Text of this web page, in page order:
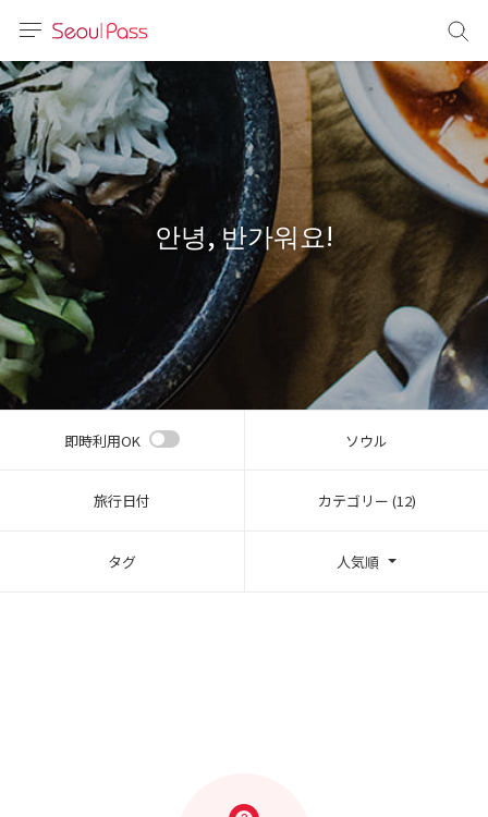
体)
文 (台灣)
안녕, 반가워요!
即時利用OK ソウル
旅行日付 カテゴリー (12)
タグ 人気順